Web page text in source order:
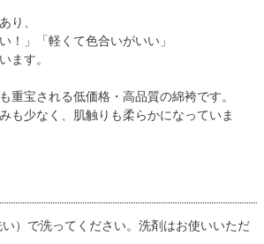
り、
！」「軽くて色合いがいい」
ます。
重宝される低価格・高品質の綿袴です。
も少なく、肌触りも柔らかになっていま
）で洗ってください。洗剤はお使いいただ